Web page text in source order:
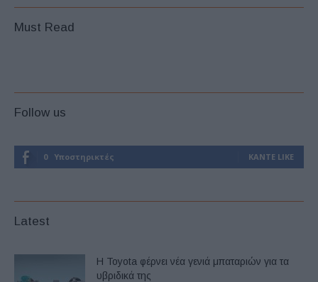
Must Read
Follow us
0 Υποστηρικτές ΚΆΝΤΕ LIKE
Latest
Η Toyota φέρνει νέα γενιά μπαταριών για τα
υβριδικά της